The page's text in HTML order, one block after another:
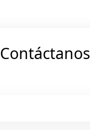
Contáctanos